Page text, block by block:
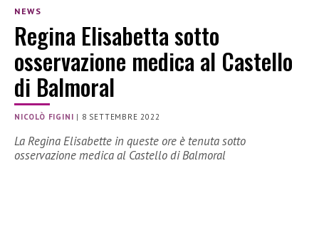
NEWS
Regina Elisabetta sotto
osservazione medica al Castello
di Balmoral
NICOLÒ FIGINI | 8 SETTEMBRE 2022
La Regina Elisabette in queste ore è tenuta sotto
osservazione medica al Castello di Balmoral